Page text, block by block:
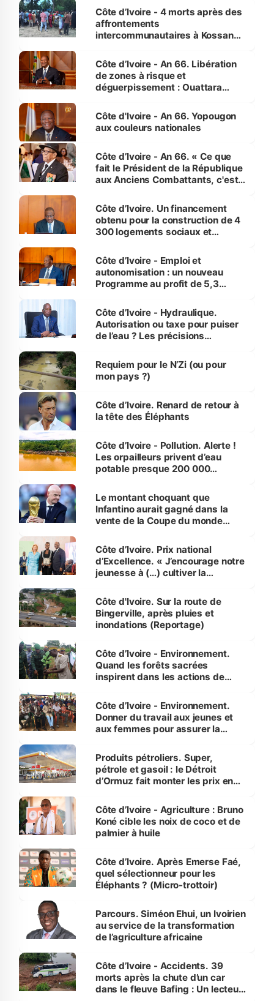
générations futures »
Côte d’Ivoire - 4 morts après des
affrontements
intercommunautaires à Kossandji
milieu des sinistrés
Côte d’Ivoire - An 66. Libération
de zones à risque et
déguerpissement : Ouattara
l'Etat de droit pour préserver les
vies humaines »
Côte d'Ivoire - An 66. Yopougon
aux couleurs nationales
Côte d’Ivoire - An 66. « Ce que
fait le Président de la République
aux Anciens Combattants, c'est
Côte d’Ivoire. Un financement
obtenu pour la construction de 4
300 logements sociaux et
et Yamoussoukro
Côte d’Ivoire - Emploi et
autonomisation : un nouveau
Programme au profit de 5,3
Côte d’Ivoire - Hydraulique.
Autorisation ou taxe pour puiser
de l’eau ? Les précisions
Requiem pour le N’Zi (ou pour
mon pays ?)
Côte d’Ivoire. Renard de retour à
la tête des Éléphants
Côte d’Ivoire - Pollution. Alerte !
Les orpailleurs privent d’eau
potable presque 200 000
Le montant choquant que
Infantino aurait gagné dans la
vente de la Coupe du monde
Côte d’Ivoire. Prix national
d’Excellence. « J’encourage notre
jeunesse à (…) cultiver la
(Alassane Ouattara
Côte d'Ivoire. Sur la route de
Bingerville, après pluies et
inondations (Reportage)
Côte d’Ivoire - Environnement.
Quand les forêts sacrées
inspirent dans les actions de
Côte d’Ivoire - Environnement.
Donner du travail aux jeunes et
aux femmes pour assurer la
menacées
Produits pétroliers. Super,
pétrole et gasoil : le Détroit
d’Ormuz fait monter les prix en
Côte d’Ivoire - Agriculture : Bruno
Koné cible les noix de coco et de
palmier à huile
Côte d’Ivoire. Après Emerse Faé,
quel sélectionneur pour les
Éléphants ? (Micro-trottoir)
Parcours. Siméon Ehui, un Ivoirien
au service de la transformation
de l’agriculture africaine
Côte d’Ivoire - Accidents. 39
morts après la chute d’un car
dans le fleuve Bafing : Un lecteur